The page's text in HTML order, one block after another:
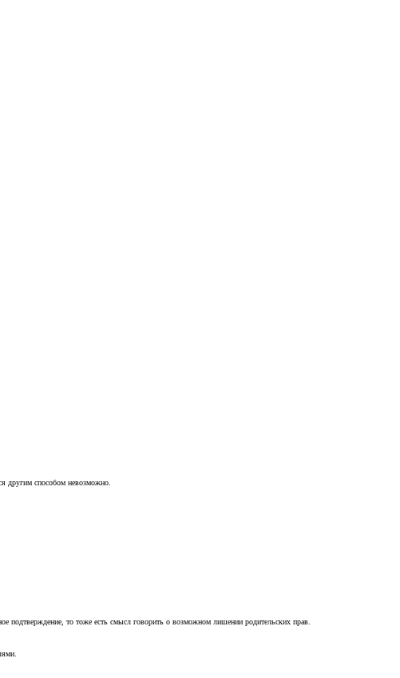
другим способом невозможно.
подтверждение, то тоже есть смысл говорить о возможном лишении родительских прав.